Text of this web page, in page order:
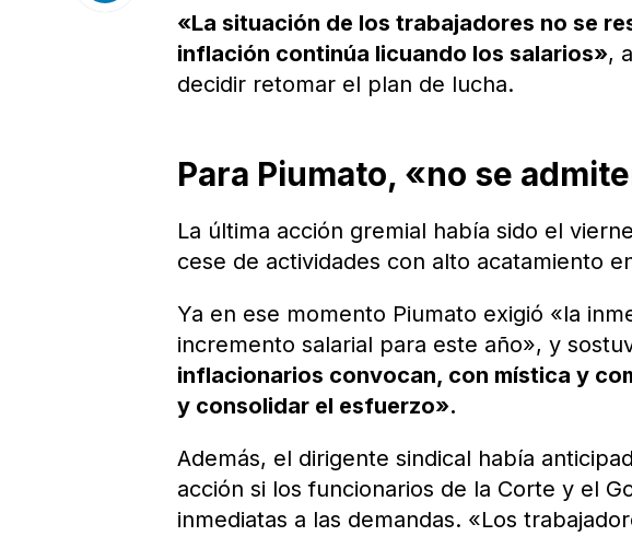
«La situación de los trabajadores no se
inflación continúa licuando los salarios»,
decidir retomar el plan de lucha.
Para Piumato, «no se
La última acción gremial había sido el
cese de actividades con alto acatamiento
Ya en ese momento Piumato exigió «la
incremento salarial para este año», y
inflacionarios convocan, con mística y
y consolidar el esfuerzo».
Además, el dirigente sindical había
acción si los funcionarios de la Corte y el
inmediatas a las demandas. «Los